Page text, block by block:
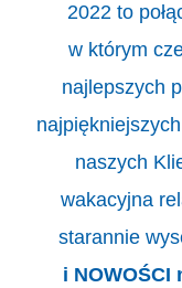
2022 to
w którym
najlepszych
naszych
wakacyjna
starannie
i